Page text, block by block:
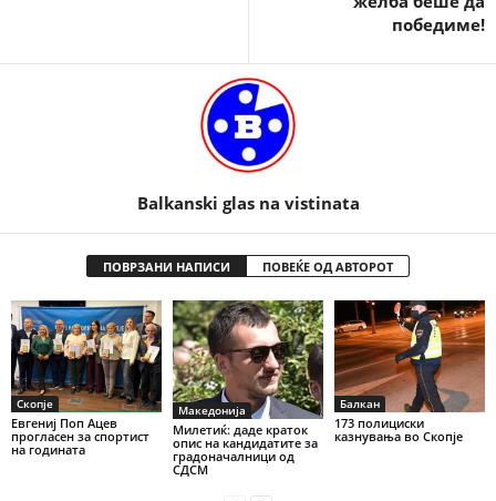
победиме!
Balkanski glas na vistinata
ПОВРЗАНИ НАПИСИ ПОВЕЌЕ ОД АВТОРОТ
Скопје
Евгениј Поп Ацев
прогласен за спортист
на годината
Македонија
Милетиќ: даде краток
опис на кандидатите за
градоначалници од
СДСМ
Балкан
173 полициски
казнувања во Скопје